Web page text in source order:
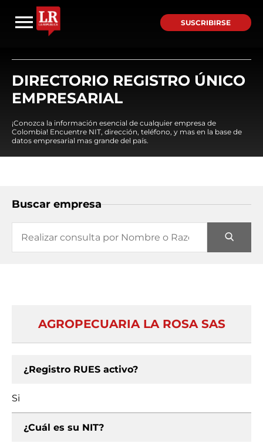
SUSCRIBIRSE
DIRECTORIO REGISTRO ÚNICO
EMPRESARIAL
¡Conozca la información esencial de cualquier empresa de
Colombia! Encuentre NIT, dirección, teléfono, y mas en la base de
datos empresarial mas grande del país.
Buscar empresa
AGROPECUARIA LA ROSA SAS
¿Registro RUES activo?
Si
¿Cuál es su NIT?